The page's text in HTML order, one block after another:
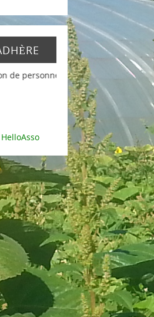
en difficultés et soutenez
HelloAsso